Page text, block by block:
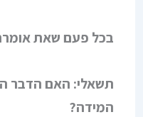
בכל פעם שאת
תשאלי: האם הדבר
המידה?